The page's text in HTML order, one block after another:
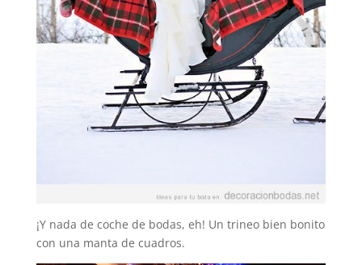
¡Y nada de coche de bodas, eh! Un trineo bien bonito
con una manta de cuadros.